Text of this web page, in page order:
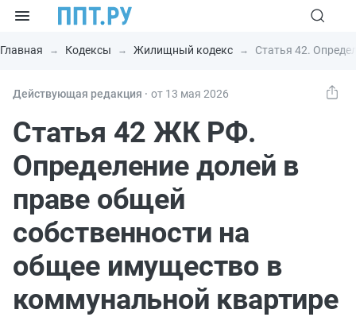
Главная Кодексы Жилищный кодекс Статья 42.
Действующая редакция ⸱ от 13 мая 2026
Статья 42 ЖК РФ.
Определение долей в
праве общей
собственности на
общее имущество в
коммунальной квартире